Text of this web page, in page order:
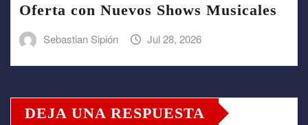
Oferta con Nuevos Shows Musicales
Sebastian Sipión Jul 28, 2026
DEJA UNA RESPUESTA